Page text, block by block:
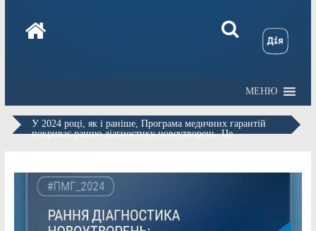
МЕНЮ
У 2024 році, як і раніше, Програма медичних гарантій
покриває ранню діагностику новоутворень. Це